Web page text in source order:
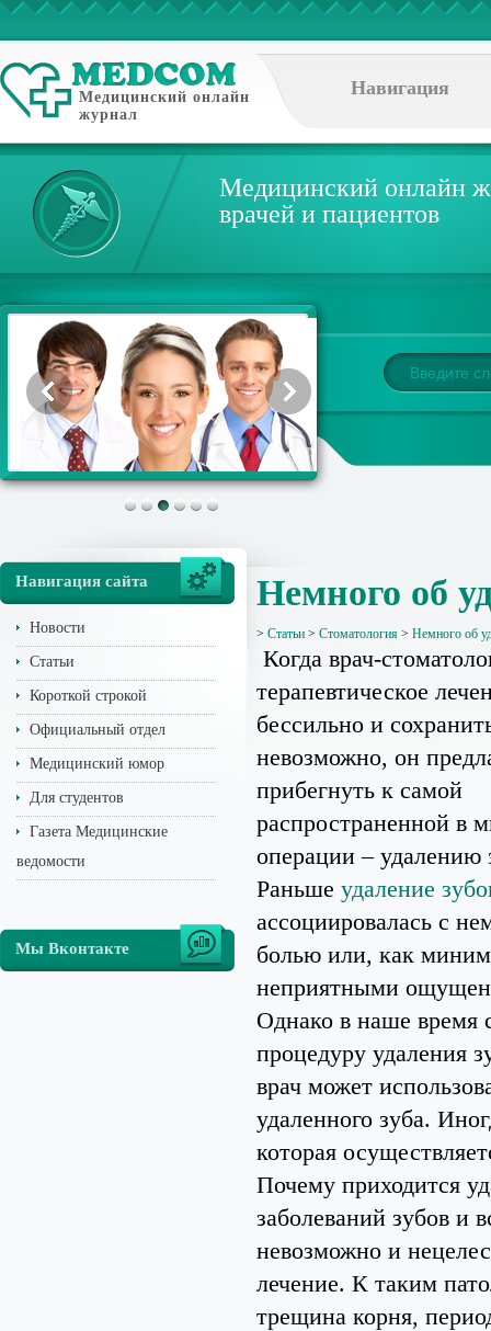
Медицинский онлайн
журнал
Навигация
Медицинский онлайн
врачей и пациентов
Навигация сайта
Новости
Статьи
Короткой строкой
Официальный отдел
Медицинский юмор
Для студентов
Газета Медицинские
ведомости
Мы Вконтакте
Немного об
> Статьи > Стоматология > Немного об
Когда врач-
терапевтическое
бессильно и
невозможно, он
прибегнуть к самой
распространенной в
операции – удалению
Раньше удаление
ассоциировалась с
болью или, как
неприятными
Однако в наше время
процедуру удаления
врач может
удаленного зуба.
которая
Почему приходится
заболеваний зубов и
невозможно и
лечение. К таким
трещина корня,